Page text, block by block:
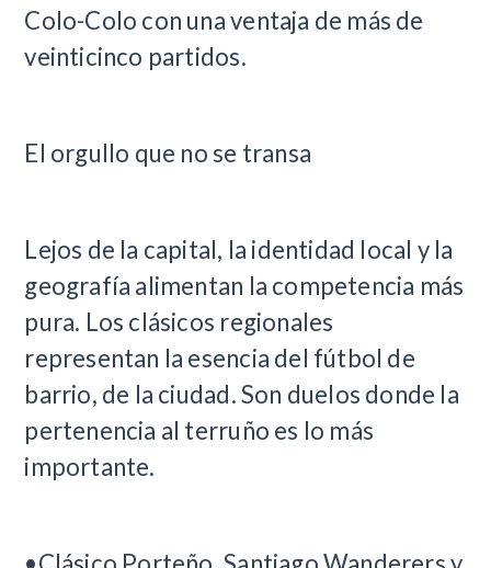
Colo-Colo con una ventaja de más de
veinticinco partidos.
El orgullo que no se transa
Lejos de la capital, la identidad local y la
geografía alimentan la competencia más
pura. Los clásicos regionales
representan la esencia del fútbol de
barrio, de la ciudad. Son duelos donde la
pertenencia al terruño es lo más
importante.